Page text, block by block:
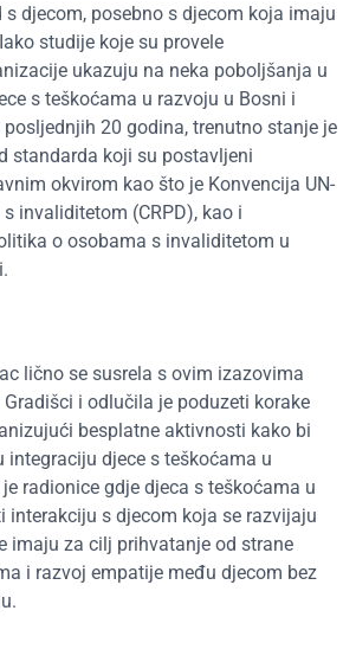
s djecom, posebno s djecom koja imaju
studije koje su provele
ukazuju na neka poboljšanja u
s teškoćama u razvoju u Bosni i
20 godina, trenutno stanje je
standarda koji su postavljeni
okvirom kao što je Konvencija UN-
invaliditetom (CRPD), kao i
o osobama s invaliditetom u
lično se susrela s ovim izazovima
i odlučila je poduzeti korake
besplatne aktivnosti kako bi
integraciju djece s teškoćama u
radionice gdje djeca s teškoćama u
interakciju s djecom koja se razvijaju
imaju za cilj prihvatanje od strane
i razvoj empatije među djecom bez